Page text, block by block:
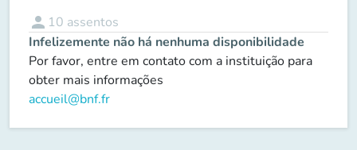
person 10 assentos
Infelizemente não há nenhuma disponibilidade
Por favor, entre em contato com a instituição para
obter mais informações
accueil@bnf.fr